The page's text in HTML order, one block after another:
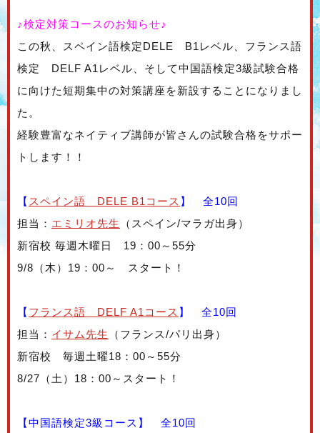
♪検定対策コースのお知らせ♪
この秋、スペイン語検定DELE B1レベル、フランス語
検定 DELF A1レベル、そして中国語検定3級試験合格
に向けた短期集中の対策講座を新設することになりまし
た。
経験豊富なネイティブ講師が皆さんの試験合格をサポー
トします！！
【 スペイン語 DELE B1コース 】 全10回
担当： エミリオ先生
（スペイン/マラガ出身）
新宿校 毎週木曜日 19：00～55分
9/8（木）19：00～ スタート！
【 フランス語 DELF A1コース 】 全10回
担当： イサム先生
（フランス/パリ出身）
新宿校 毎週土曜18：00～55分
8/27（土）18：00～スタート！
【中国語検定3級コース】 全10回